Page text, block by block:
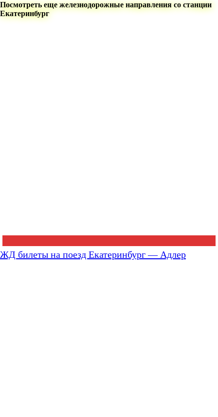
Посмотреть еще железнодорожные направления со станции
Екатеринбург
ЖД билеты на поезд Екатеринбург — Адлер